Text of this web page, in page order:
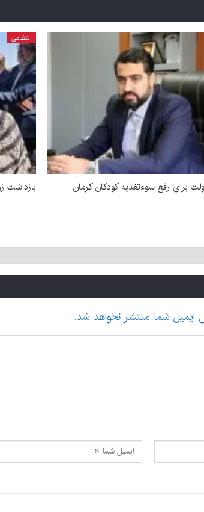
برای رفع سوءتغذیه کودکان کرمان
انتظامی
بازداشت زن
ایمیل شما منتشر نخواهد شد.